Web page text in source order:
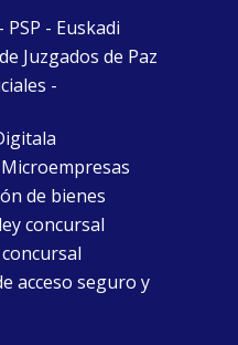
PSP - Euskadi
Juzgados de Paz
-
de bienes
concursal
acceso seguro y